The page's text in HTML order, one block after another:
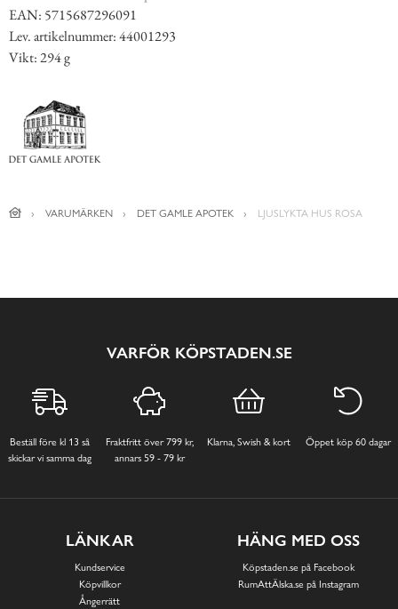
EAN: 5715687296091
Lev. artikelnummer: 44001293
Vikt: 294 g
VARUMÄRKEN DET GAMLE APOTEK LJUSLYKTA HUS ROSA
VARFÖR KÖPSTADEN.SE
Beställ före kl 13 så
skickar vi samma dag
Fraktfritt över 799 kr,
annars 59 - 79 kr
Klarna, Swish & kort Öppet köp 60 dagar
LÄNKAR
Kundservice
Köpvillkor
Ångerrätt
HÄNG MED OSS
Köpstaden.se på Facebook
RumAttÄlska.se på Instagram